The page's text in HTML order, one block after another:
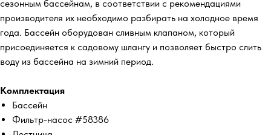
сезонным бассейнам, в соответствии с рекомендациями
производителя их необходимо разбирать на холодное время
года. Бассейн оборудован сливным клапаном, который
присоединяется к садовому шлангу и позволяет быстро слить
воду из бассейна на зимний период.
Комплектация
Бассейн
Фильтр-насос #58386